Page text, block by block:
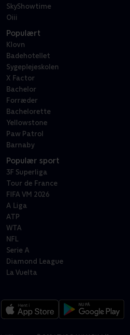
SkyShowtime
Oiii
Populært
Klovn
Badehotellet
Sygeplejeskolen
X Factor
Bachelor
Forræder
Bachelorette
Yellowstone
Paw Patrol
Barnaby
Populær sport
3F Superliga
Tour de France
FIFA VM 2026
A Liga
ATP
WTA
NFL
Serie A
Diamond League
La Vuelta